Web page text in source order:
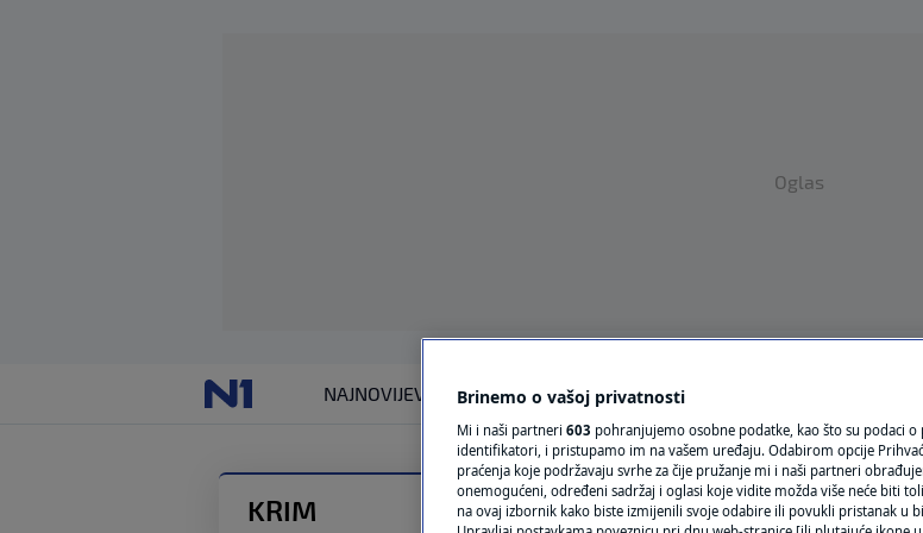
Oglas
NAJNOVIJEVIJESTISVIJET
VRIJEME
N1 TEME
REGIJA
KRIM
Brinemo o vašoj privatnosti
Mi i naši partneri 603 pohranjujemo osobne podatke, kao što su podaci
identifikatori, i pristupamo im na vašem uređaju. Odabirom opcije
praćenja koje podržavaju svrhe za čije pružanje mi i naši partneri
onemogućeni, određeni sadržaj i oglasi koje vidite možda više neće biti
na ovaj izbornik kako biste izmijenili svoje odabire ili povukli pristanak u